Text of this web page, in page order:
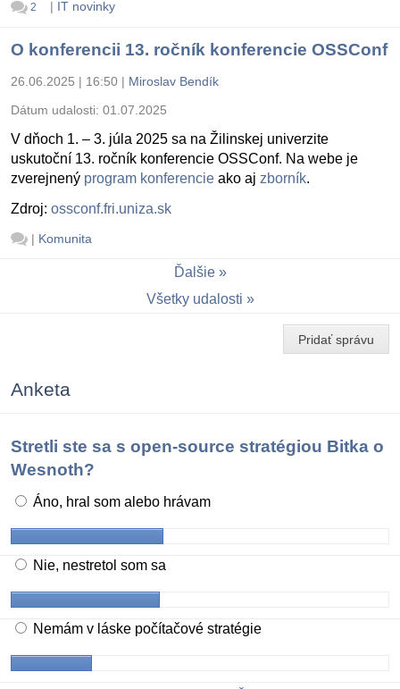
2 | IT novinky
O konferencii 13. ročník konferencie OSSConf
26.06.2025 | 16:50 | Miroslav Bendík
Dátum udalosti: 01.07.2025
V dňoch 1. – 3. júla 2025 sa na Žilinskej univerzite
uskutoční 13. ročník konferencie OSSConf. Na webe je
zverejnený program konferencie ako aj zborník.
Zdroj: ossconf.fri.uniza.sk
| Komunita
Ďalšie
Všetky udalosti
Pridať správu
Anketa
Stretli ste sa s open-source stratégiou Bitka o
Wesnoth?
Áno, hral som alebo hrávam
Nie, nestretol som sa
Nemám v láske počítačové stratégie